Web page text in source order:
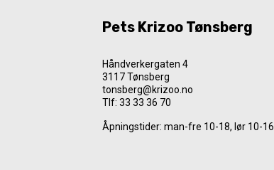
Pets Krizoo Tønsberg
Håndverkergaten 4
3117 Tønsberg
tonsberg@krizoo.no
Tlf: 33 33 36 70
Åpningstider: man-fre 10-18, lør 10-16